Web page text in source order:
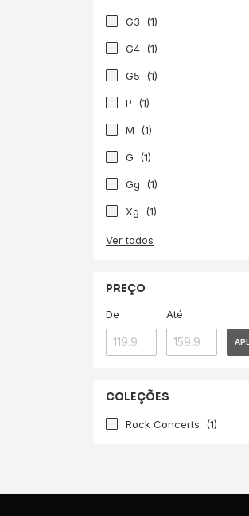
G3 (1)
G4 (1)
G5 (1)
P (1)
M (1)
G (1)
Gg (1)
Xg (1)
Ver todos
PREÇO
De Até
COLEÇÕES
Rock Concerts (1)